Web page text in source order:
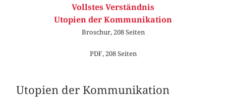
Vollstes Verständnis
Utopien der Kommunikation
Broschur, 208 Seiten
PDF, 208 Seiten
Utopien der Kommunikation